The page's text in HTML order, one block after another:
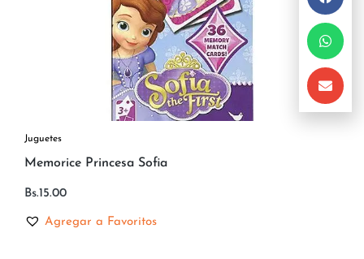
Juguetes
Memorice Princesa Sofia
Bs.15.00
Agregar a Favoritos